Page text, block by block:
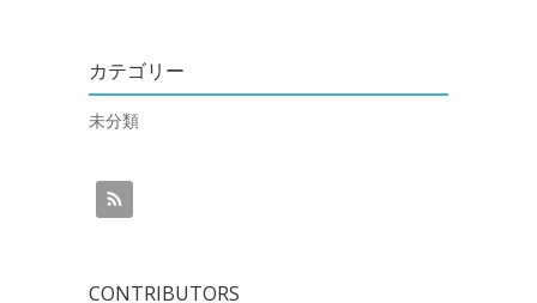
カテゴリー
未分類
CONTRIBUTORS